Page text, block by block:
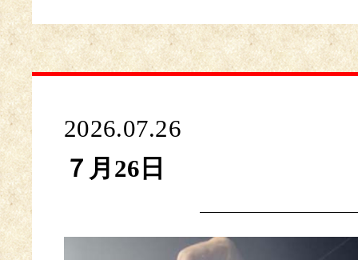
2026.07.26
７月26日